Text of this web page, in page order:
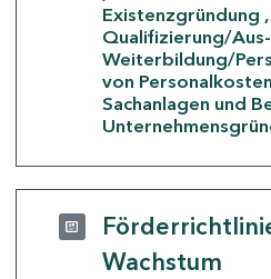
Existenzgründung
Qualifizierung/
Weiterbildung/
von Personalkosten
Sachanlagen und
Wachstum